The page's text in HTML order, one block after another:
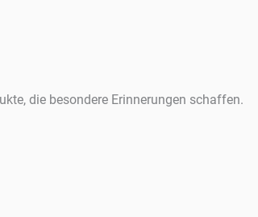
die besondere Erinnerungen schaffen.